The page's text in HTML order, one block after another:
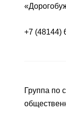
+7 (48144)
Группа по